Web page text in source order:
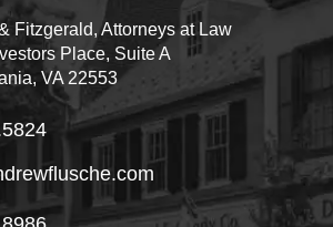
Fitzgerald, Attorneys at Law
Place, Suite A
VA 22553